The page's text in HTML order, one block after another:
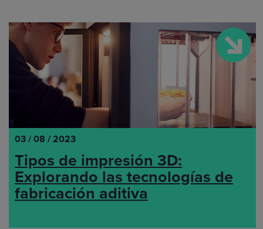
03 / 08 / 2023
Tipos de impresión 3D:
Explorando las tecnologías de
fabricación aditiva